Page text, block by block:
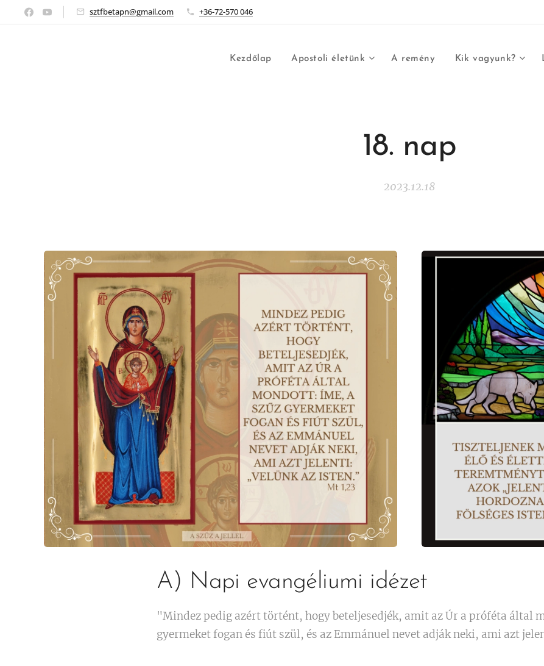
sztfbetapn@gmail.com +36-72-570 046
Kezdőlap Apostoli életünk A remény Kik vagyunk?
18. nap
2023.12.18
A) Napi evangéliumi idézet
"Mindez pedig azért történt, hogy beteljesedjék, amit az Úr a próféta által
gyermeket fogan és fiút szül, és az Emmánuel nevet adják neki, ami azt